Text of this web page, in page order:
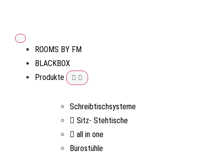
ROOMS BY FM
BLACKBOX
Produkte
Schreibtischsysteme
Sitz- Stehtische
all in one
Bürostühle